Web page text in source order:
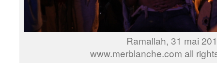
Ramallah, 31 mai
www.merblanche.com all